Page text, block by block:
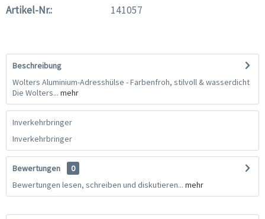
Artikel-Nr.: 141057
Beschreibung
Wolters Aluminium-Adresshülse - Farbenfroh, stilvoll & wasserdicht
Die Wolters... mehr
Inverkehrbringer
Inverkehrbringer
Bewertungen
0
Bewertungen lesen, schreiben und diskutieren... mehr